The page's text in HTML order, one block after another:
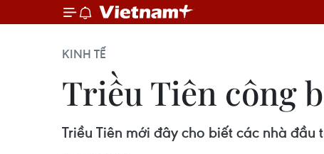
KINH TẾ
Triều Tiên công
Triều Tiên mới đây cho biết các nhà